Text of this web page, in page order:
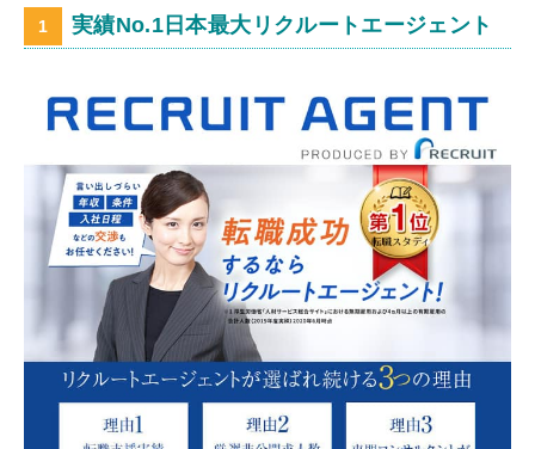
実績No.1日本最大リクルートエージェント